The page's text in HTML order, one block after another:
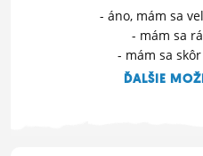
- áno, mám sa
- mám sa
- mám sa
ĎALŠIE